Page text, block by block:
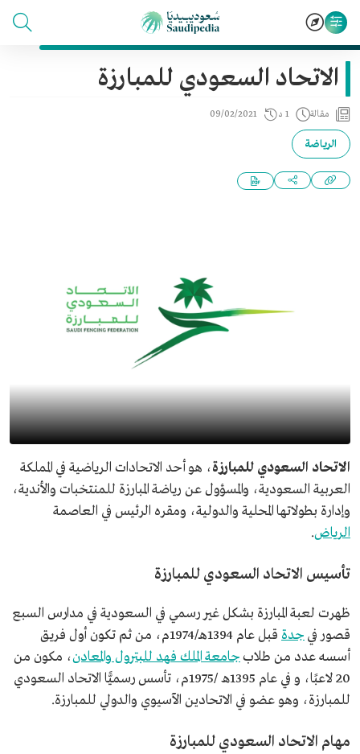
الاتحاد السعودي للمبارزة
مقالة 1 د 09/02/2021
الرياضة
الاتحاد السعودي للمبارزة، هو أحد الاتحادات الرياضية في المملكة
العربية السعودية، والمسؤول عن رياضة المبارزة للمنتخبات والأندية،
وإدارة بطولاتها المحلية والدولية، ومقره الرئيس في العاصمة
الرياض.
تأسيس الاتحاد السعودي للمبارزة
ظهرت لعبة المبارزة بشكل غير رسمي في السعودية في مدارس السبع
قصور في جدة
قبل عام 1394هـ/1974م، من ثم تكون أول فريق
أسسه عدد من طلابجامعة الملك فهد للبترول والمعادن، مكون من
20 لاعبًا، و في عام 1395ھ /1975م، تأسس رسميًّا الاتحاد السعودي
للمبارزة، وهو عضو في الاتحادين الآسيوي والدولي للمبارزة.
مهام الاتحاد السعودي للمبارزة